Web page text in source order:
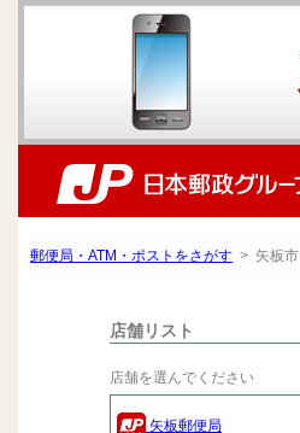
郵便局・ATM・ポストをさがす > 矢板市
店舗リスト
店舗を選んでください
矢板郵便局